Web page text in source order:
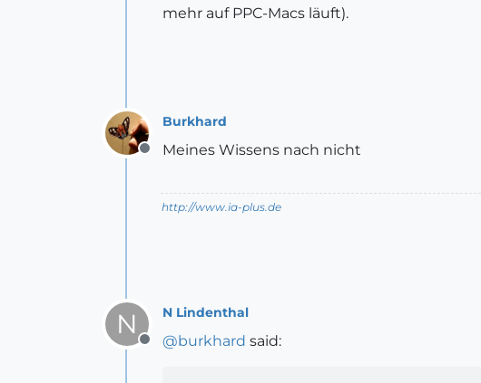
mehr auf PPC-Macs läuft).
Offline
Burkhard
Meines Wissens nach nicht
http://www.ia-plus.de
N
Offline
N Lindenthal
@burkhard said: